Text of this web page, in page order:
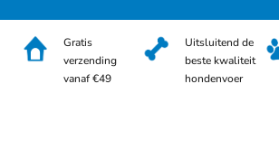
Gratis
verzending
vanaf €49
Uitsluitend de
beste kwaliteit
hondenvoer